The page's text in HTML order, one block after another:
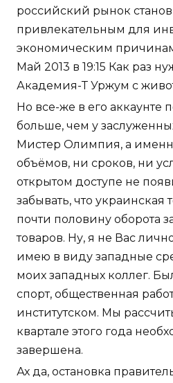
российский рынок
привлекательным для
экономическим
Май 2013 в 19:15 Как раз
Академия-Т Уржум с
Но все-же в его аккаунте
больше, чем у
Мистер Олимпия, а
объёмов, ни сроков, ни
открытом доступе не
забывать, что украинская
почти половину оборота
товаров. Ну, я не Вас
имею в виду западные
моих западных коллег.
спорт, общественная
институтском. Мы
квартале этого года
завершена.
Ах да, остановка